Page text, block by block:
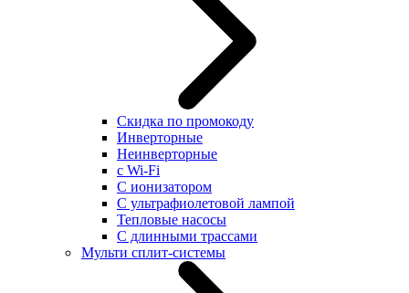
Скидка по промокоду
Инверторные
Неинверторные
с Wi-Fi
С ионизатором
С ультрафиолетовой лампой
Тепловые насосы
С длинными трассами
Мульти сплит-системы